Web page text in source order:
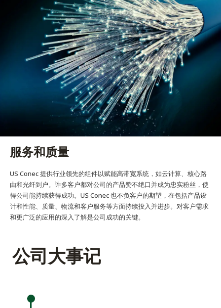
服务和质量
US Conec 提供行业领先的组件以赋能高带宽系统，如云计算、核心路
由和光纤到户。许多客户都对公司的产品赞不绝口并成为忠实粉丝，使
得公司能持续获得成功。US Conec 也不负客户的期望，在包括产品设
计和性能、质量、物流和客户服务等方面持续投入并进步。对客户需求
和更广泛的应用的深入了解是公司成功的关键。
公司大事记